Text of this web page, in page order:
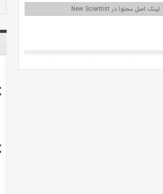
لینک اصل محتوا در New Scientist